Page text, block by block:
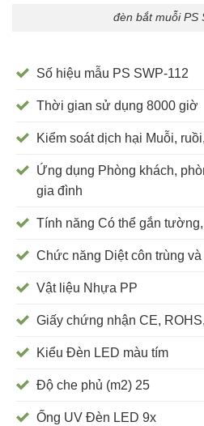
đèn bắt muỗi PS
Số hiệu mẫu PS SWP-112
Thời gian sử dụng 8000 giờ
Kiểm soát dịch hại Muỗi,
Ứng dụng Phòng khách,
gia đình
Tính năng Có thể gắn
Chức năng Diệt côn trùng và
Vật liệu Nhựa PP
Giấy chứng nhận CE,
Kiểu Đèn LED màu tím
Độ che phủ (m2) 25
Ống UV Đèn LED 9x